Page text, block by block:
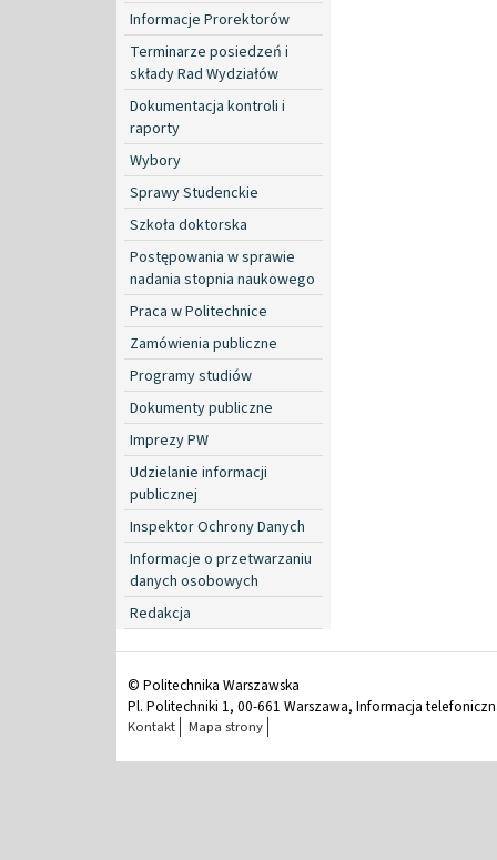
Informacje Prorektorów
Terminarze posiedzeń i
składy Rad Wydziałów
Dokumentacja kontroli i
raporty
Wybory
Sprawy Studenckie
Szkoła doktorska
Postępowania w sprawie
nadania stopnia naukowego
Praca w Politechnice
Zamówienia publiczne
Programy studiów
Dokumenty publiczne
Imprezy PW
Udzielanie informacji
publicznej
Inspektor Ochrony Danych
Informacje o przetwarzaniu
danych osobowych
Redakcja
© Politechnika Warszawska
Pl. Politechniki 1, 00-661 Warszawa, Informacja
Kontakt Mapa strony